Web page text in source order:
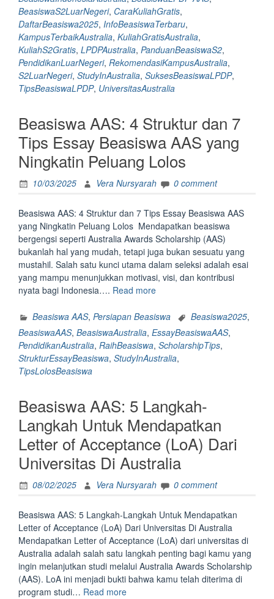
Terbaik
Australia
dan
Cara
Kuliah
S2
BeasiswaS2LuarNegeri, CaraKuliahGratis,
DaftarBeasiswa2025, InfoBeasiswaTerbaru,
KampusTerbaikAustralia, KuliahGratisAustralia,
KuliahS2Gratis, LPDPAustralia, PanduanBeasiswaS2,
PendidikanLuarNegeri, RekomendasiKampusAustralia,
S2LuarNegeri, StudyInAustralia, SuksesBeasiswaLPDP,
TipsBeasiswaLPDP, UniversitasAustralia
Beasiswa AAS: 4 Struktur dan 7
Tips Essay Beasiswa AAS yang
Ningkatin Peluang Lolos
10/03/2025 Vera Nursyarah 0 comment
Beasiswa AAS: 4 Struktur dan 7 Tips Essay Beasiswa AAS
yang Ningkatin Peluang Lolos Mendapatkan beasiswa
bergengsi seperti Australia Awards Scholarship (AAS)
bukanlah hal yang mudah, tetapi juga bukan sesuatu yang
mustahil. Salah satu kunci utama dalam seleksi adalah esai
yang mampu menunjukkan motivasi, visi, dan kontribusi
nyata bagi Indonesia…. Read more“Beasiswa
4
Struktur
dan
7
AAS
yang
Ningkatin
Peluang
Lolos “
Beasiswa AAS, Persiapan Beasiswa Beasiswa2025,
BeasiswaAAS, BeasiswaAustralia, EssayBeasiswaAAS,
PendidikanAustralia, RaihBeasiswa, ScholarshipTips,
StrukturEssayBeasiswa, StudyInAustralia,
TipsLolosBeasiswa
Beasiswa AAS: 5 Langkah-
Langkah Untuk Mendapatkan
Letter of Acceptance (LoA) Dari
Universitas Di Australia
08/02/2025 Vera Nursyarah 0 comment
Beasiswa AAS: 5 Langkah-Langkah Untuk Mendapatkan
Letter of Acceptance (LoA) Dari Universitas Di Australia
Mendapatkan Letter of Acceptance (LoA) dari universitas di
Australia adalah salah satu langkah penting bagi kamu yang
ingin melanjutkan studi melalui Australia Awards Scholarship
(AAS). LoA ini menjadi bukti bahwa kamu telah diterima di
program studi… Read more“Beasiswa